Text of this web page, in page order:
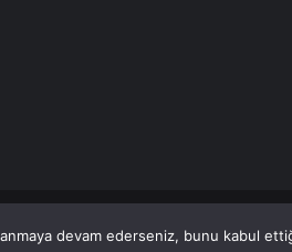
devam ederseniz, bunu kabul